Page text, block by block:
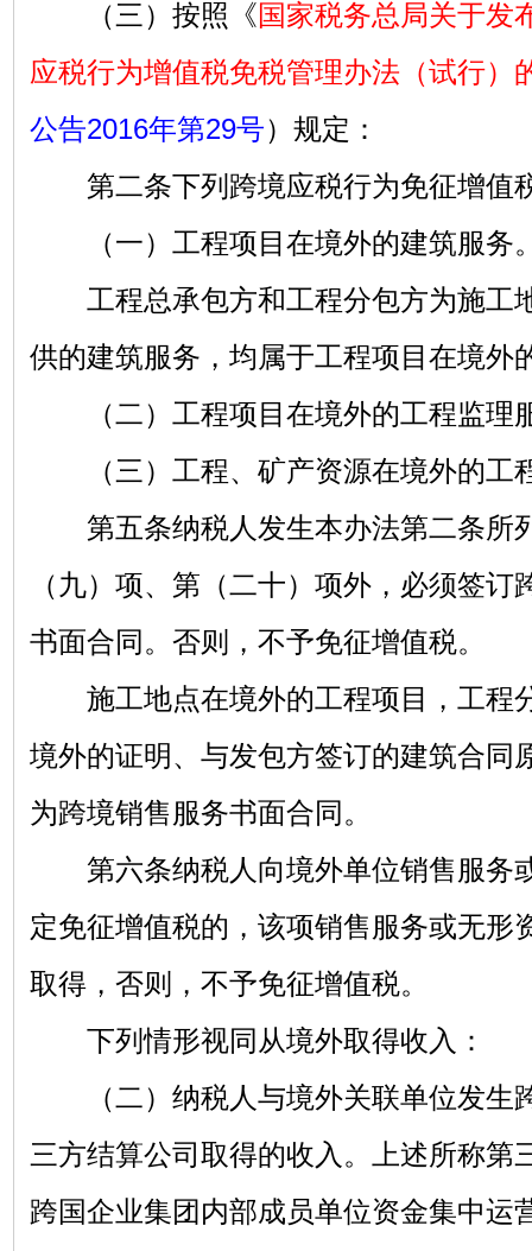
（三）按照《国家税务总局关于发
应税行为增值税免税管理办法（试行）
公告2016年第29号）规定：
第二条下列跨境应税行为免征增值
（一）工程项目在境外的建筑服务
工程总承包方和工程分包方为施工
供的建筑服务，均属于工程项目在境外
（二）工程项目在境外的工程监理
（三）工程、矿产资源在境外的工
第五条纳税人发生本办法第二条所
（九）项、第（二十）项外，必须签
书面合同。否则，不予免征增值税。
施工地点在境外的工程项目，工程
境外的证明、与发包方签订的建筑合同
为跨境销售服务书面合同。
第六条纳税人向境外单位销售服务
定免征增值税的，该项销售服务或无形
取得，否则，不予免征增值税。
下列情形视同从境外取得收入：
（二）纳税人与境外关联单位发生
三方结算公司取得的收入。上述所称第
跨国企业集团内部成员单位资金集中运